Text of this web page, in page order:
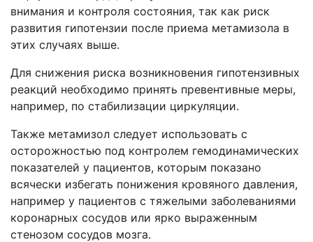
внимания и контроля состояния, так как риск
развития гипотензии после приема метамизола в
этих случаях выше.
Для снижения риска возникновения гипотензивных
реакций необходимо принять превентивные меры,
например, по стабилизации циркуляции.
Также метамизол следует использовать с
осторожностью под контролем гемодинамических
показателей у пациентов, которым показано
всячески избегать понижения кровяного давления,
например у пациентов с тяжелыми заболеваниями
коронарных сосудов или ярко выраженным
стенозом сосудов мозга.